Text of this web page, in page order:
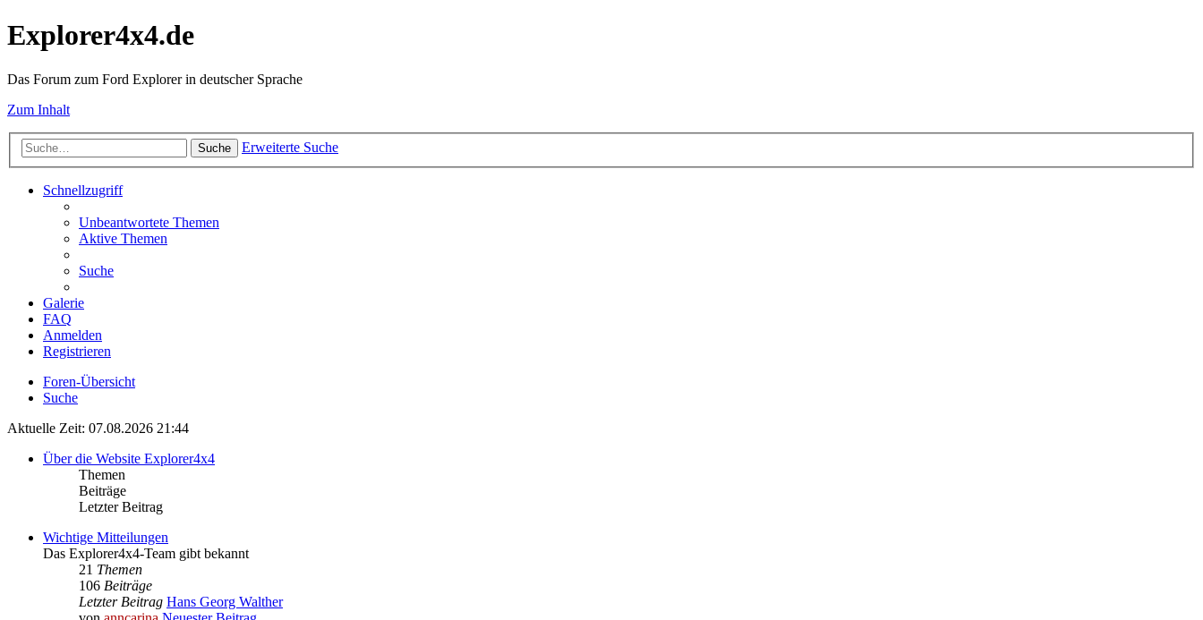
Explorer4x4.de
Das Forum zum Ford Explorer in deutscher Sprache
Zum Inhalt
Suche Erweiterte Suche
Schnellzugriff
Unbeantwortete Themen
Aktive Themen
Suche
Galerie
FAQ
Anmelden
Registrieren
Foren-Übersicht
Suche
Aktuelle Zeit: 07.08.2026 21:44
Über die Website Explorer4x4
Themen
Beiträge
Letzter Beitrag
Wichtige Mitteilungen
Das Explorer4x4-Team gibt bekannt
21 Themen
106 Beiträge
Letzter Beitrag Hans Georg Walther